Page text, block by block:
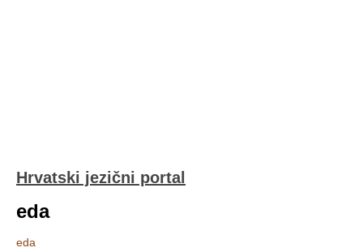
Hrvatski jezični portal
eda
eda